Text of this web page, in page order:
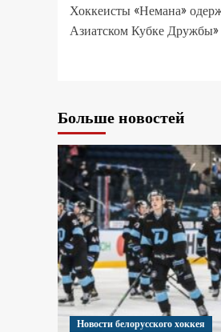
Хоккеисты «Немана»
Азиатском Кубке Дружбы»
Больше новостей
Новости белорусского хоккея